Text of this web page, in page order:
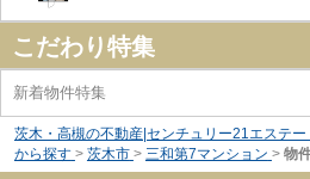
こだわり特集
新着物件特集
茨木・高槻の不動産|センチュリー21エステー
から探す > 茨木市 > 三和第7マンション > 物